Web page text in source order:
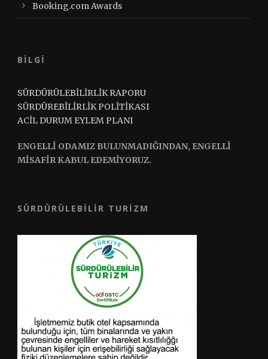
Booking.com Awards
BİLGİ
SÜRDÜRÜLEBİLİRLİK RAPORU
SÜRDÜREBİLİRLİK POLİTİKASI
ACİL DURUM EYLEM PLANI
ENGELLİ ODAMIZ BULUNMADIĞINDAN, ENGELLİ
MİSAFİR KABUL EDEMİYORUZ.
SÜRDÜRÜLEBILIR TURIZM